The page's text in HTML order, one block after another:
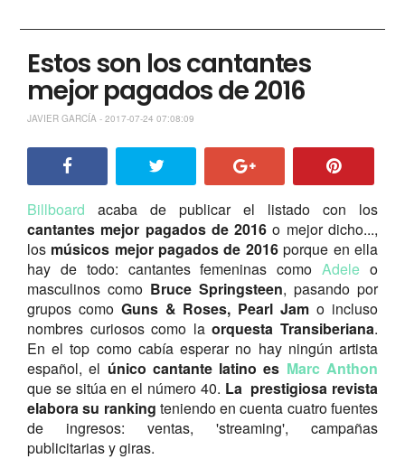
Estos son los cantantes
mejor pagados de 2016
JAVIER GARCÍA - 2017-07-24 07:08:09
Billboard acaba de publicar el listado con los
cantantes mejor pagados de 2016 o mejor dicho...,
losmúsicos mejor pagados de 2016porque en ella
hay de todo: cantantes femeninas comoAdele o
masculinos como Bruce Springsteen, pasando por
grupos como Guns & Roses, Pearl Jam o incluso
nombres curiosos como laorquesta Transiberiana.
En el top como cabía esperar no hay ningún artista
español, el único cantante latino es Marc Anthon
que se sitúa en el número 40. La prestigiosa revista
elabora su ranking teniendo en cuenta cuatro fuentes
de ingresos: ventas, 'streaming', campañas
publicitarias y giras.